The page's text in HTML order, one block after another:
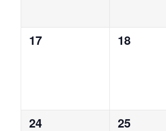
0
17
0
18
0
24
0
25